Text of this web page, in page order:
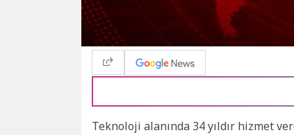
Teknoloji alanında 34 yıldır hizmet